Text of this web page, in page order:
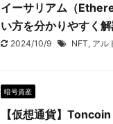
イーサリアム（
い方を分かりやすく
2024/10/9 NFT, アル
暗号資産
【仮想通貨】